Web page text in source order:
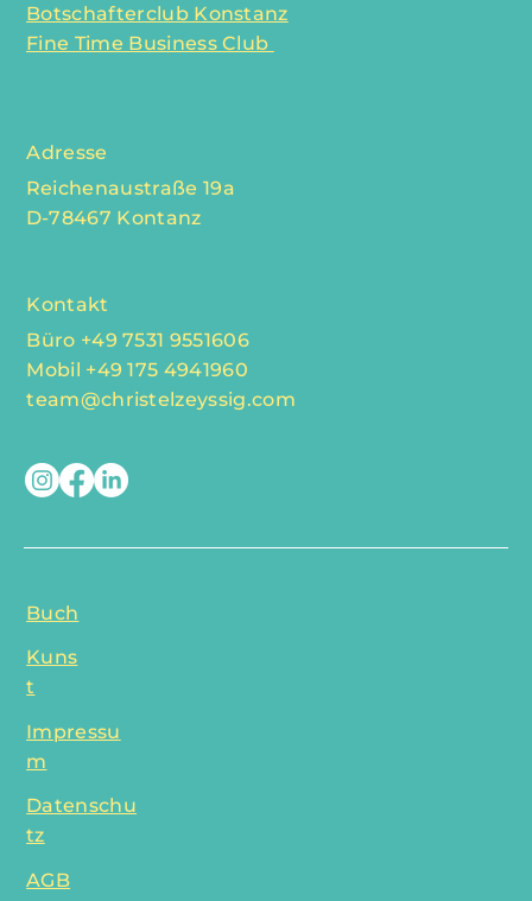
Botschafterclub Konstanz
Fine Time Business Club
Adresse
Reichenaustraße 19a
D-78467 Kontanz
Kontakt
Büro +49 7531 9551606
Mobil +49 175 4941960
team@christelzeyssig.com
Buch
Kuns
t
Impressu
m
Datenschu
tz
AGB